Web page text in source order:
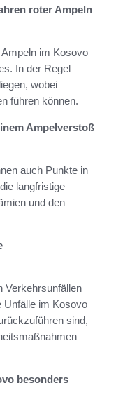
roter Ampeln
im Kosovo
In der Regel
wobei
führen können.
Ampelverstoß
auch Punkte in
langfristige
und den
Verkehrsunfällen
Unfälle im Kosovo
sind,
besonders